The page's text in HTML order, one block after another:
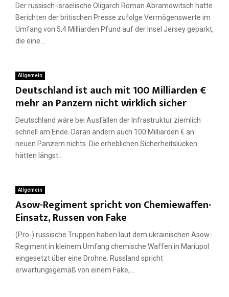
Der russisch-israelische Oligarch Roman Abramowitsch hatte
Berichten der britischen Presse zufolge Vermögenswerte im
Umfang von 5,4 Milliarden Pfund auf der Insel Jersey geparkt,
die eine...
Allgemein
Deutschland ist auch mit 100 Milliarden €
mehr an Panzern nicht wirklich sicher
Deutschland wäre bei Ausfällen der Infrastruktur ziemlich
schnell am Ende. Daran ändern auch 100 Milliarden € an
neuen Panzern nichts. Die erheblichen Sicherheitslücken
hätten längst...
Allgemein
Asow-Regiment spricht von Chemiewaffen-
Einsatz, Russen von Fake
(Pro-) russische Truppen haben laut dem ukrainischen Asow-
Regiment in kleinem Umfang chemische Waffen in Mariupol
eingesetzt über eine Drohne. Russland spricht
erwartungsgemäß von einem Fake,...